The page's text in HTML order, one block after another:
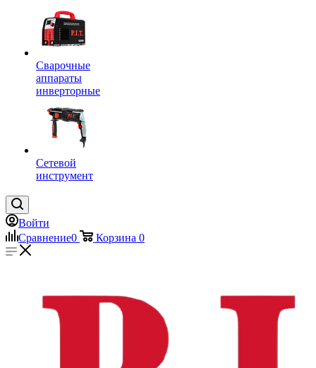
Сварочные
аппараты
инверторные
Сетевой
инструмент
Войти
Сравнение0 Корзина 0